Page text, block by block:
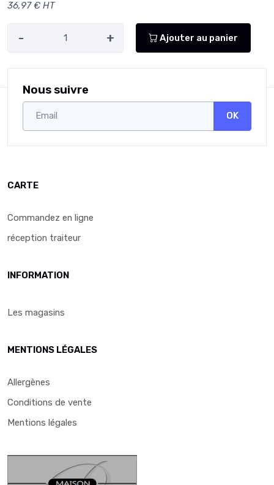
36,97 € HT
- + Ajouter au panier
Nous suivre
OK
CARTE
Commandez en ligne
réception traiteur
INFORMATION
Les magasins
MENTIONS LÉGALES
Allergènes
Conditions de vente
Mentions légales